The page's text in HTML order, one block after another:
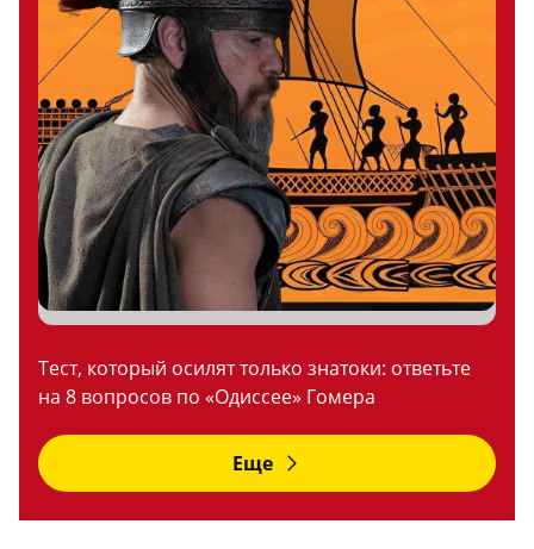
Тест, который осилят только знатоки: ответьте
на 8 вопросов по «Одиссее» Гомера
Еще